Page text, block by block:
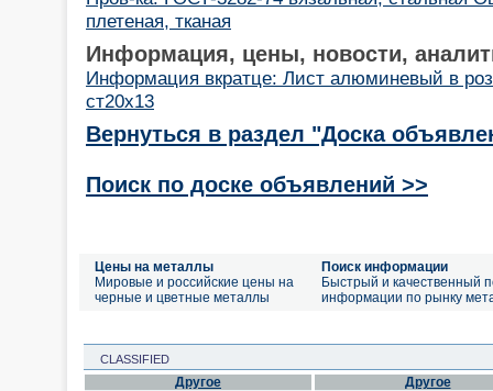
плетеная, тканая
Информация, цены, новости,
Информация вкратце: Лист алюминевый в
ст20х13
Вернуться в раздел "Доска
Поиск по доске объявлений >>
Цены на металлы
Мировые и российские цены на
черные и цветные металлы
Поиск информации
Быстрый и качественный
информации по рынку
CLASSIFIED
Другое Другое